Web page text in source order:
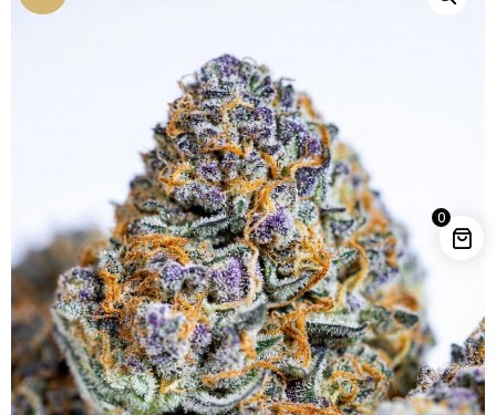
0
Jealousy – 32% THCA Blüten
(US-IMPORT-A++) - 10
Gramm
111,00€
+ HINZUFÜGEN